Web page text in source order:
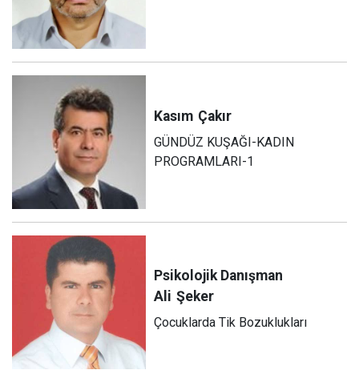
Kasım Çakır
GÜNDÜZ KUŞAĞI-KADIN
PROGRAMLARI-1
Psikolojik Danışman
Ali Şeker
Çocuklarda Tik Bozuklukları